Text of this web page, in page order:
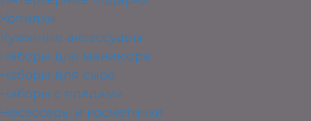
Копилки
Кухонные аксессуары
Наборы для маникюра
Наборы для сыра
Наборы с пледами
Несессеры и косметички